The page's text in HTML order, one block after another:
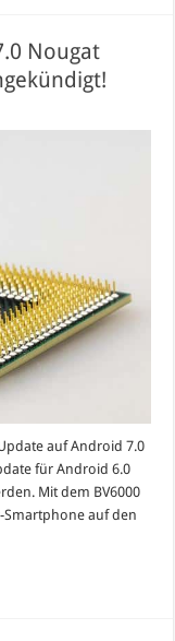
Nougat
auf Android 7.0
für Android 6.0
Mit dem BV6000
Smartphone auf den